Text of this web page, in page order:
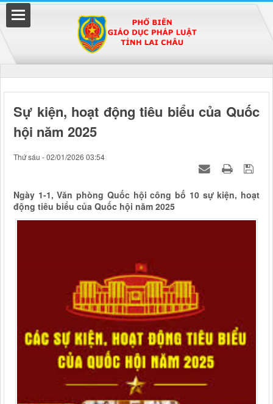
Sự kiện, hoạt động tiêu biểu của Quốc
hội năm 2025
Thứ sáu - 02/01/2026 03:54
Ngày 1-1, Văn phòng Quốc hội công bố 10 sự kiện, hoạt
động tiêu biểu của Quốc hội năm 2025
Đã kết nối EMC